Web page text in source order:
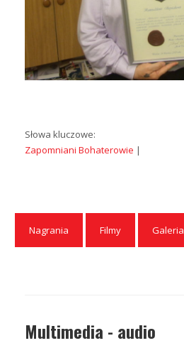
Słowa kluczowe:
Zapomniani Bohaterowie |
Nagrania Filmy Galeria
Multimedia - audio